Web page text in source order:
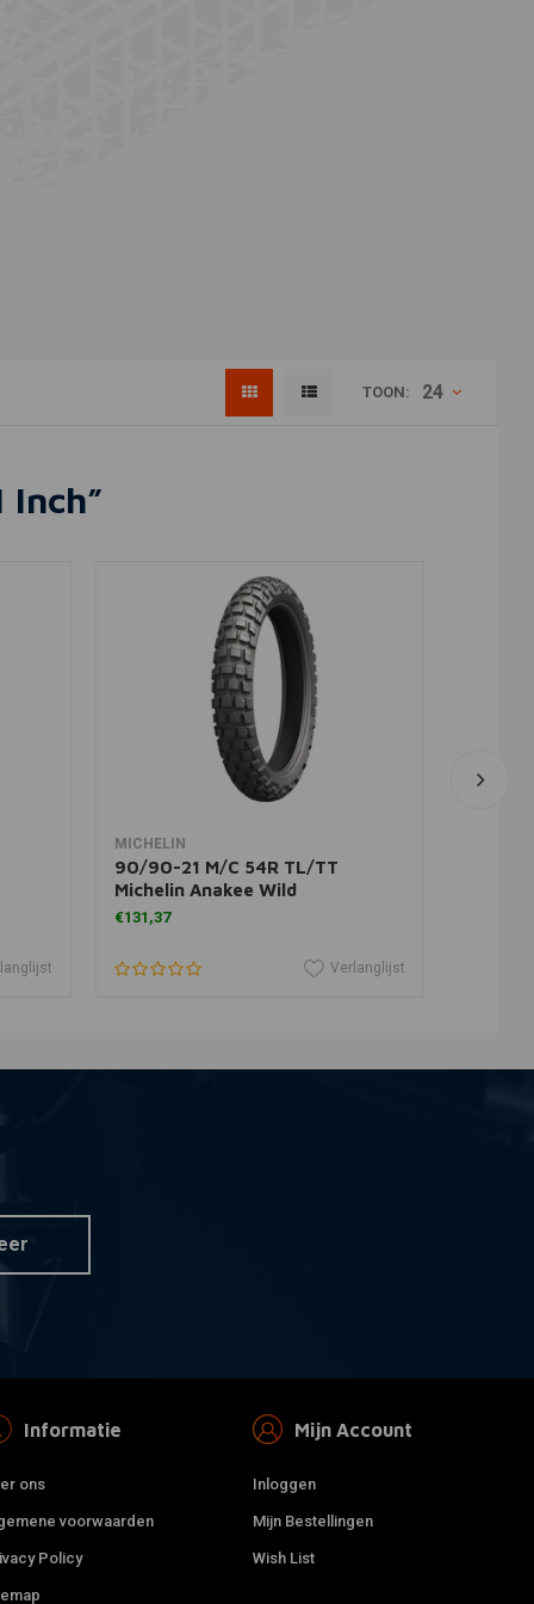
TOON: 24
MICHELIN
90/90-21 M/C 54R TL/TT
Michelin Anakee Wild
€131,37
Verlanglijst
Informatie
ons
voorwaarden
Policy
Mijn Account
Inloggen
Mijn Bestellingen
Wish List